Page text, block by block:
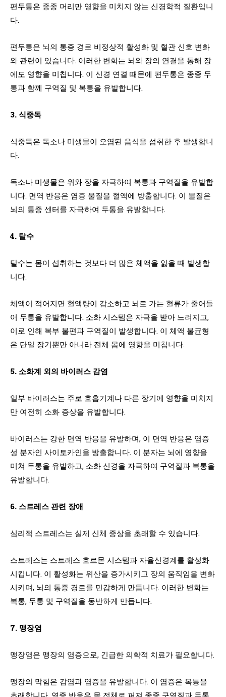
편두통은 종종 머리만 영향을 미치지 않는 신경학적 질환입니
다.
편두통은 뇌의 통증 경로 비정상적 활성화 및 혈관 신호 변화
와 관련이 있습니다. 이러한 변화는 뇌와 장의 연결을 통해 장
에도 영향을 미칩니다. 이 신경 연결 때문에 편두통은 종종 두
통과 함께 구역질 및 복통을 유발합니다.
3. 식중독
식중독은 독소나 미생물이 오염된 음식을 섭취한 후 발생합니
다.
독소나 미생물은 위와 장을 자극하여 복통과 구역질을 유발합
니다. 면역 반응은 염증 물질을 혈액에 방출합니다. 이 물질은
뇌의 통증 센터를 자극하여 두통을 유발합니다.
4. 탈수
탈수는 몸이 섭취하는 것보다 더 많은 체액을 잃을 때 발생합
니다.
체액이 적어지면 혈액량이 감소하고 뇌로 가는 혈류가 줄어들
어 두통을 유발합니다. 소화 시스템은 자극을 받아 느려지고,
이로 인해 복부 불편과 구역질이 발생합니다. 이 체액 불균형
은 단일 장기뿐만 아니라 전체 몸에 영향을 미칩니다.
5. 소화계 외의 바이러스 감염
일부 바이러스는 주로 호흡기계나 다른 장기에 영향을 미치지
만 여전히 소화 증상을 유발합니다.
바이러스는 강한 면역 반응을 유발하며, 이 면역 반응은 염증
성 분자인 사이토카인을 방출합니다. 이 분자는 뇌에 영향을
미쳐 두통을 유발하고, 소화 신경을 자극하여 구역질과 복통을
유발합니다.
6. 스트레스 관련 장애
심리적 스트레스는 실제 신체 증상을 초래할 수 있습니다.
스트레스는 스트레스 호르몬 시스템과 자율신경계를 활성화
시킵니다. 이 활성화는 위산을 증가시키고 장의 움직임을 변화
시키며, 뇌의 통증 경로를 민감하게 만듭니다. 이러한 변화는
복통, 두통 및 구역질을 동반하게 만듭니다.
7. 맹장염
맹장염은 맹장의 염증으로, 긴급한 의학적 치료가 필요합니다.
맹장의 막힘은 감염과 염증을 유발합니다. 이 염증은 복통을
초래합니다. 염증 반응은 몸 전체로 퍼져 종종 구역질과 두통